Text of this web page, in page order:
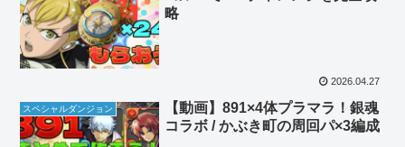
略
2026.04.27
スペシャルダンジョン
【動画】891×4体プラマラ！銀魂
コラボ / かぶき町の周回パ×3編成